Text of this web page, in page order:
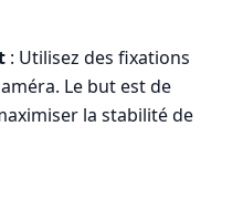
: Utilisez des fixations
Le but est de
la stabilité de